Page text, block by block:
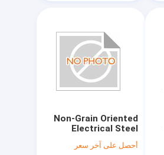
Non-Grain Oriented
Electrical Steel
Coercive Force 1.2-
1.5A/m Width 50mm-
أحصل على آخر سعر